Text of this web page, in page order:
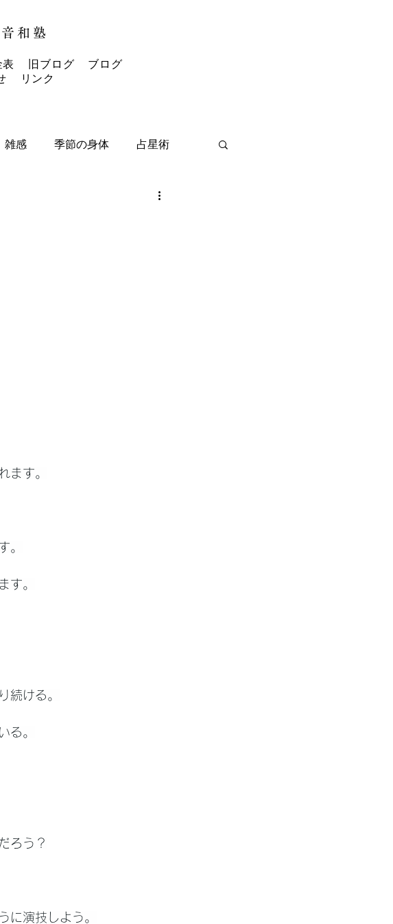
音和塾​
旧ブログ
ブログ
リンク
雑感 季節の身体 占星術
ます。
。
す。
続ける。
る。
ろう？
に演技しよう。